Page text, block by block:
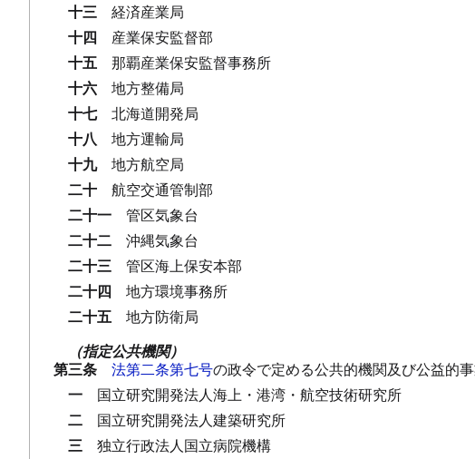
十三 経済産業局
十四 産業保安監督部
十五 那覇産業保安監督事務所
十六 地方整備局
十七 北海道開発局
十八 地方運輸局
十九 地方航空局
二十 航空交通管制部
二十一 管区気象台
二十二 沖縄気象台
二十三 管区海上保安本部
二十四 地方環境事務所
二十五 地方防衛局
（指定公共機関）
第三条 法第二条第七号の政令で定める公共的機関及び公益的
一 国立研究開発法人海上・港湾・航空技術研究所
二 国立研究開発法人建築研究所
三 独立行政法人国立病院機構